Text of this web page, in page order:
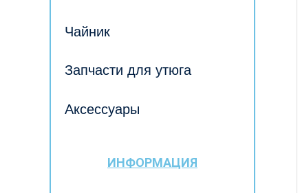
Чайник
Запчасти для утюга
Аксессуары
ИНФОРМАЦИЯ